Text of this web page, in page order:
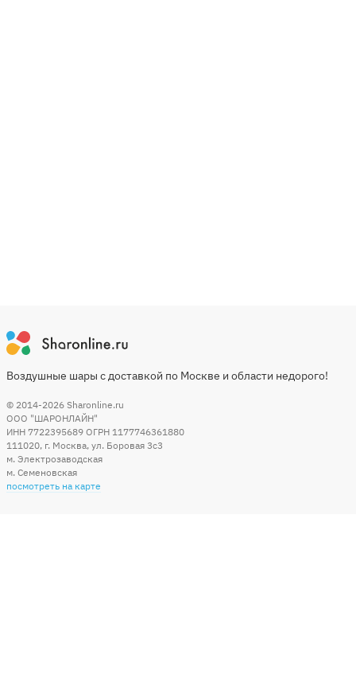
Воздушные шары с доставкой по Москве и области недорого!
© 2014-2026 Sharonline.ru
ООО "ШАРОНЛАЙН"
ИНН 7722395689 ОГРН 1177746361880
111020, г. Москва, ул. Боровая 3c3
м. Электрозаводская
м. Семеновская
посмотреть на карте